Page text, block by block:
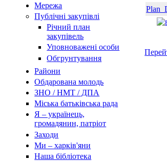
Мережа
Публічні закупівлі
Річний план
закупівель
Уповноважені особи
Обгрунтування
Райони
Обдарована молодь
ЗНО / НМТ / ДПА
Міська батьківська рада
Я – українець,
громадянин, патріот
Заходи
Ми – харків'яни
Наша бібліотека